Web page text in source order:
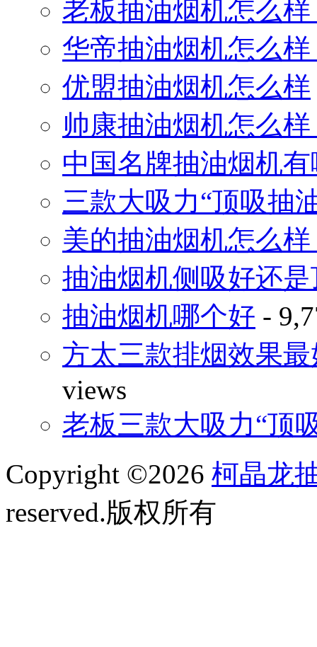
老板抽油烟机怎么样
华帝抽油烟机怎么样
优盟抽油烟机怎么样
帅康抽油烟机怎么样
中国名牌抽油烟机
三款大吸力“顶吸抽
美的抽油烟机怎么样
抽油烟机侧吸好还
抽油烟机哪个好 -
方太三款排烟效果
views
老板三款大吸力“顶
Copyright ©2026 柯晶龙
reserved.版权所有